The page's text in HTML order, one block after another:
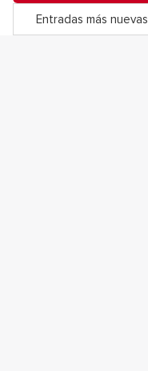
Entradas más nuevas